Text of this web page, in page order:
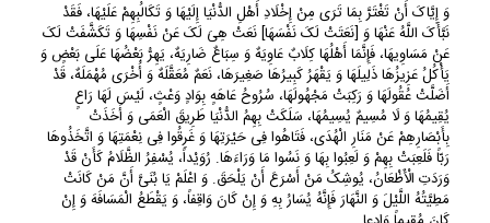
وَ إِیَّاکَ أَنْ تَغْتَرَّ بِمَا تَرَى مِنْ إِخْلَادِ أَهْلِ الدُّنْیَا إِلَیْهَا وَ تَکَالُبِهِمْ عَلَیْهَا، فَقَدْ
نَبَّأَکَ اللَّهُ عَنْهَا وَ [نَعَتَتْ لَکَ نَفْسَهَا] نَعَتْ هِیَ لَکَ عَنْ نَفْسِهَا وَ تَکَشَّفَتْ لَکَ
عَنْ مَسَاوِیهَا، فَإِنَّمَا أَهْلُهَا کِلَابٌ عَاوِیَهٌ وَ سِبَاعٌ ضَارِیَهٌ، یَهِرُّ بَعْضُهَا عَلَى بَعْضٍ وَ
یَأْکُلُ عَزِیزُهَا ذَلِیلَهَا وَ یَقْهَرُ کَبِیرُهَا صَغِیرَهَا، نَعَمٌ مُعَقَّلَهٌ وَ أُخْرَى مُهْمَلَهٌ، قَدْ
أَضَلَّتْ عُقُولَهَا وَ رَکِبَتْ مَجْهُولَهَا، سُرُوحُ عَاهَهٍ بِوَادٍ وَعْثٍ، لَیْسَ لَهَا رَاعٍ
یُقِیمُهَا وَ لَا مُسِیمٌ یُسِیمُهَا، سَلَکَتْ بِهِمُ الدُّنْیَا طَرِیقَ الْعَمَى وَ أَخَذَتْ
بِأَبْصَارِهِمْ عَنْ مَنَارِ الْهُدَى، فَتَاهُوا فِی حَیْرَتِهَا وَ غَرِقُوا فِی نِعْمَتِهَا وَ اتَّخَذُوهَا
رَبّاً فَلَعِبَتْ بِهِمْ وَ لَعِبُوا بِهَا وَ نَسُوا مَا وَرَاءَهَا. رُوَیْداً، یُسْفِرُ الظَّلَامُ کَأَنْ قَدْ
وَرَدَتِ الْأَظْعَانُ، یُوشِکُ مَنْ أَسْرَعَ أَنْ یَلْحَقَ. وَ اعْلَمْ یَا بُنَیَّ أَنَّ مَنْ کَانَتْ
مَطِیَّتُهُ اللَّیْلَ وَ النَّهَارَ فَإِنَّهُ یُسَارُ بِهِ وَ إِنْ کَانَ وَاقِفاً، وَ یَقْطَعُ الْمَسَافَهَ وَ إِنْ